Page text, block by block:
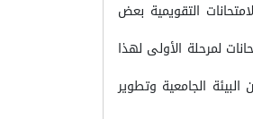
التقويمية بعض
لمرحلة الأولى لهذا
الجامعية وتطوير